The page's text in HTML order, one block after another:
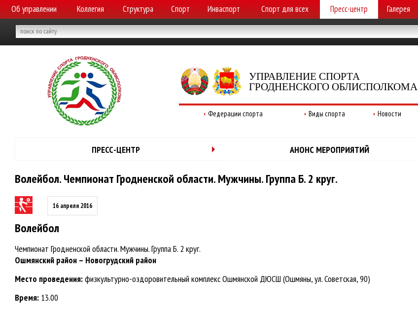
Об управлении Коллегия Структура Спорт Инваспорт Спорт для всех Пресс-центр Галерея
УПРАВЛЕНИЕ СПОРТА
ГРОДНЕНСКОГО ОБЛИСПОЛКОМА
Федерации спорта Виды спорта Новости
ПРЕСС-ЦЕНТР АНОНС МЕРОПРИЯТИЙ
Волейбол. Чемпионат Гродненской области. Мужчины. Группа Б. 2 круг.
16 апреля 2016
Волейбол
Чемпионат Гродненской области. Мужчины. Группа Б. 2 круг.
Ошмянский район – Новогрудский район
Место проведения:физкультурно-оздоровительный комплекс Ошмянской ДЮСШ (Ошмяны, ул. Советская, 90)
Время: 13.00